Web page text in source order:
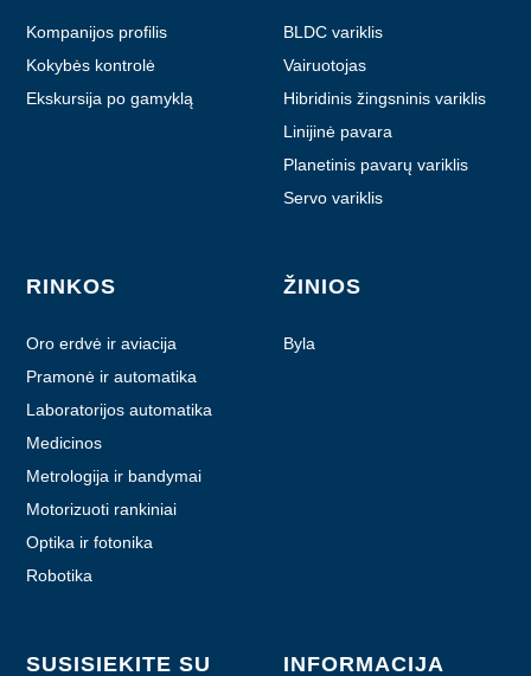
Kompanijos profilis
Kokybės kontrolė
Ekskursija po gamyklą
BLDC variklis
Vairuotojas
Hibridinis žingsninis variklis
Linijinė pavara
Planetinis pavarų variklis
Servo variklis
RINKOS
Oro erdvė ir aviacija
Pramonė ir automatika
Laboratorijos automatika
Medicinos
Metrologija ir bandymai
Motorizuoti rankiniai
prietaisai
Optika ir fotonika
Robotika
ŽINIOS
Byla
SUSISIEKITE SU INFORMACIJA